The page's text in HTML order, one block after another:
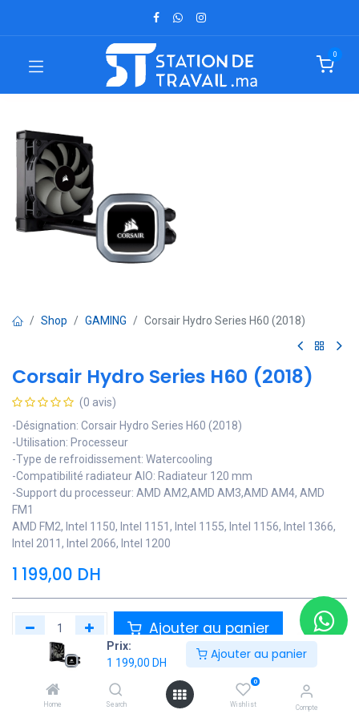
Prix:
1 199,00 DH
Ajouter au panier
Home Search
0
Wishlist Compte
0
Shop GAMING Corsair Hydro Series H60 (2018)
Corsair Hydro Series H60 (2018)
(0 avis)
-Désignation: Corsair Hydro Series H60 (2018)
-Utilisation: Processeur
-Type de refroidissement: Watercooling
-Compatibilité radiateur AIO: Radiateur 120 mm
-Support du processeur: AMD AM2,AMD AM3,AMD AM4, AMD
FM1
AMD FM2, Intel 1150, Intel 1151, Intel 1155, Intel 1156, Intel 1366,
Intel 2011, Intel 2066, Intel 1200
1 199,00 DH
Ajouter au panier
Ajouter à la liste de souhaits
Contactez Nous